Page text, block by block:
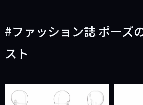
ファッション誌 ポーズ
スト